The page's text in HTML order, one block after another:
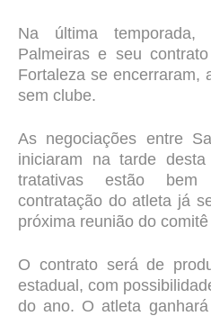
Na última
Palmeiras e seu
Fortaleza se encerraram,
sem clube.
As negociações entre
iniciaram na tarde
tratativas estão
contratação do atleta já
próxima reunião do
O contrato será de
estadual, com
do ano. O atleta